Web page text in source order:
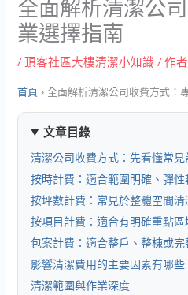
全面解析清潔公
業選擇指南
/頂客社區大樓清潔小知識 / 作
首頁 ›全面解析清潔公司收費方式：
文章目錄
清潔公司收費方式：先看懂常見
按時計費：適合範圍明確、彈
按坪數計費：常見於整體空間
按項目計費：適合有明確重點區
包案計費：適合整戶、整棟或
影響清潔費用的主要因素有哪些
清潔範圍與作業深度